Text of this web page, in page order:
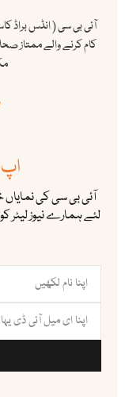
آئی بی سی ( انڈس براڈ
کام کرنے والے ممتاز
آئی بی سی کی نمایاں
لئے ہمارے نیوز لیٹر